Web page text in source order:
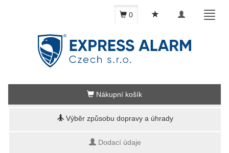
Toggle
0
Nákupní košík
Výběr způsobu dopravy a úhrady
Dodací údaje